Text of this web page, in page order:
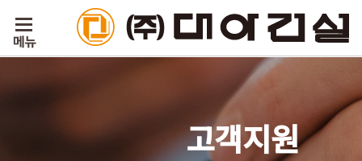
고객지원